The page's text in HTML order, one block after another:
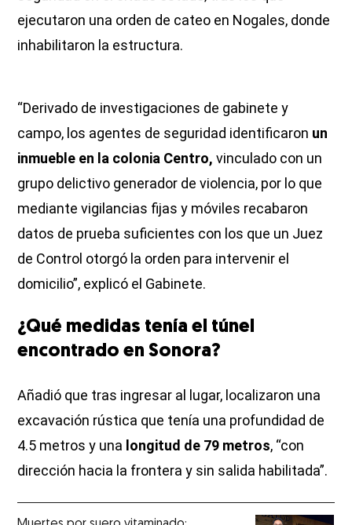
ejecutaron una orden de cateo en Nogales, donde
inhabilitaron la estructura.
“Derivado de investigaciones de gabinete y
campo, los agentes de seguridad identificaron un
inmueble en la colonia Centro, vinculado con un
grupo delictivo generador de violencia, por lo que
mediante vigilancias fijas y móviles recabaron
datos de prueba suficientes con los que un Juez
de Control otorgó la orden para intervenir el
domicilio”, explicó el Gabinete.
¿Qué medidas tenía el túnel
encontrado en Sonora?
Añadió que tras ingresar al lugar, localizaron una
excavación rústica que tenía una profundidad de
4.5 metros y una longitud de 79 metros, “con
dirección hacia la frontera y sin salida habilitada”.